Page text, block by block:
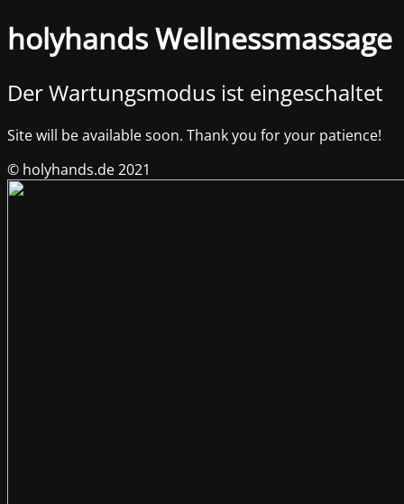
holyhands Wellnessmassage
Der Wartungsmodus ist eingeschaltet
Site will be available soon. Thank you for your patience!
© holyhands.de 2021